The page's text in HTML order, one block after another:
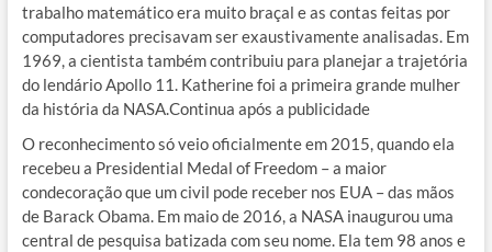
trabalho matemático era muito braçal e as contas feitas por
computadores precisavam ser exaustivamente analisadas. Em
1969, a cientista também contribuiu para planejar a trajetória
do lendário Apollo 11. Katherine foi a primeira grande mulher
da história da NASA.Continua após a publicidade
O reconhecimento só veio oficialmente em 2015, quando ela
recebeu a Presidential Medal of Freedom – a maior
condecoração que um civil pode receber nos EUA – das mãos
de Barack Obama. Em maio de 2016, a NASA inaugurou uma
central de pesquisa batizada com seu nome. Ela tem 98 anos e